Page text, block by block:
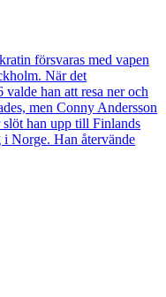
försvaras med vapen
När det
valde han att resa ner och
men Conny Andersson
han upp till Finlands
Norge. Han återvände